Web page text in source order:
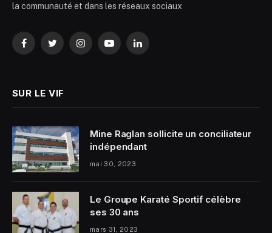
la communauté et dans les réseaux sociaux
FacebookTwitterInstagramYouTubeLinkedIn
SUR LE VIF
Mine Raglan sollicite un conciliateur
indépendant
mai 30, 2023
Le Groupe Karaté Sportif célèbre
ses 30 ans
mars 31, 2023